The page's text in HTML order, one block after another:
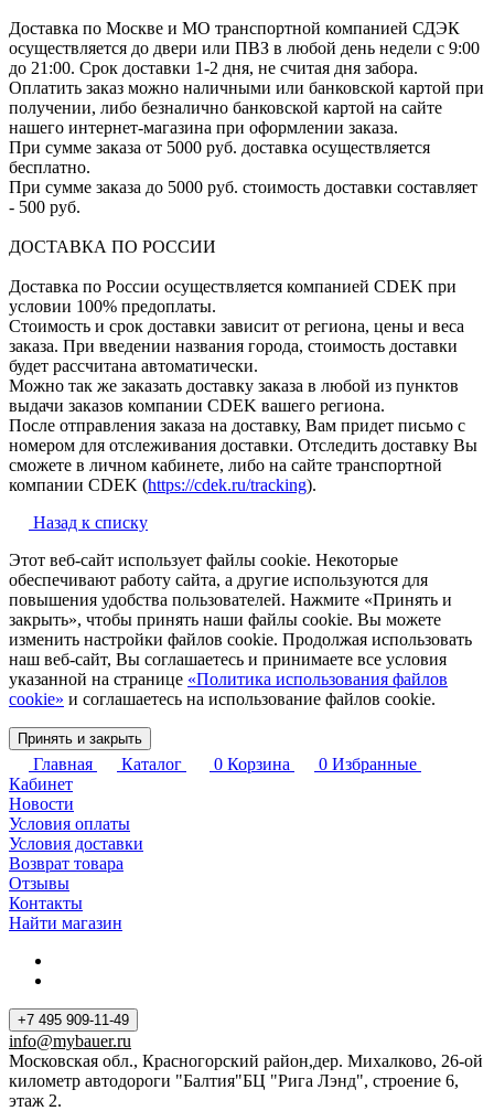
Доставка по Москве и МО транспортной компанией СДЭК
осуществляется до двери или ПВЗ в любой день недели с 9:00
до 21:00. Срок доставки 1-2 дня, не считая дня забора.
Оплатить заказ можно наличными или банковской картой при
получении, либо безналично банковской картой на сайте
нашего интернет-магазина при оформлении заказа.
При сумме заказа от 5000 руб. доставка осуществляется
бесплатно.
При сумме заказа до 5000 руб. стоимость доставки составляет
- 500 руб.
ДОСТАВКА ПО РОССИИ
Доставка по России осуществляется компанией CDEK при
условии 100% предоплаты.
Стоимость и срок доставки зависит от региона, цены и веса
заказа. При введении названия города, стоимость доставки
будет рассчитана автоматически.
Можно так же заказать доставку заказа в любой из пунктов
выдачи заказов компании CDEK вашего региона.
После отправления заказа на доставку, Вам придет письмо с
номером для отслеживания доставки. Отследить доставку Вы
сможете в личном кабинете, либо на сайте транспортной
компании CDEK (https://cdek.ru/tracking).
Назад к списку
Этот веб-сайт использует файлы cookie. Некоторые
обеспечивают работу сайта, а другие используются для
повышения удобства пользователей. Нажмите «Принять и
закрыть», чтобы принять наши файлы cookie. Вы можете
изменить настройки файлов cookie. Продолжая использовать
наш веб-сайт, Вы соглашаетесь и принимаете все условия
указанной на странице «Политика использования файлов
cookie» и соглашаетесь на использование файлов cookie.
Принять и закрыть
Главная Каталог 0 Корзина 0 Избранные
Кабинет
Новости
Условия оплаты
Условия доставки
Возврат товара
Отзывы
Контакты
Найти магазин
+7 495 909-11-49
info@mybauer.ru
Московская обл., Красногорский район,дер. Михалково, 26-ой
километр автодороги "Балтия"БЦ "Рига Лэнд", строение 6,
этаж 2.